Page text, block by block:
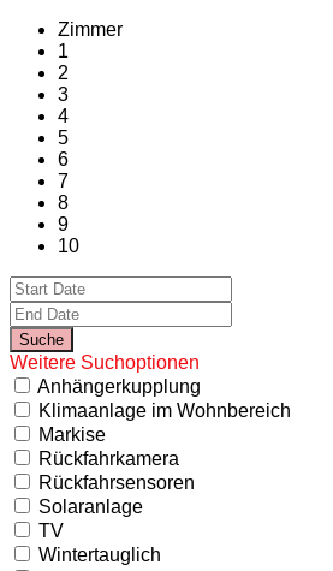
Zimmer
1
2
3
4
5
6
7
8
9
10
Weitere Suchoptionen
Anhängerkupplung
Klimaanlage im Wohnbereich
Markise
Rückfahrkamera
Rückfahrsensoren
Solaranlage
TV
Wintertauglich